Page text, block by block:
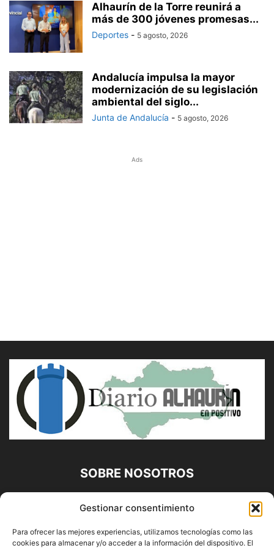
Gestionar consentimiento
Para ofrecer las mejores experiencias, utilizamos tecnologías como las
cookies para almacenar y/o acceder a la información del dispositivo. El
Alhaurín de la Torre reunirá a
más de 300 jóvenes promesas...
Deportes - 5 agosto, 2026
Andalucía impulsa la mayor
modernización de su legislación
ambiental del siglo...
Junta de Andalucía - 5 agosto, 2026
Ads
SOBRE NOSOTROS
Diario Alhaurín (www.alhaurindelatorre.com) Propiedad de
Francisco E. López López | 639 95 71 95 | Noticias de
Alhaurín de la Torre, Málaga y Provincia|